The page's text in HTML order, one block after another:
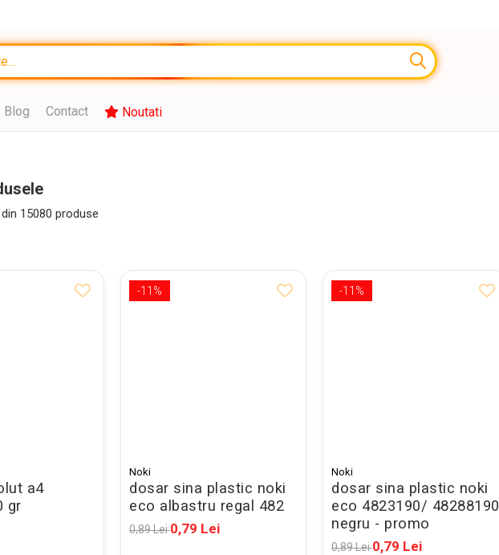
Blog Contact Noutati
din 15080 produse
a4
gr
-11%
Noki
dosar sina plastic noki
eco albastru regal 482
0,89 Lei0,79 Lei
-11%
Noki
dosar sina plastic noki
eco 4823190/ 48288190
negru - promo
0,89 Lei0,79 Lei